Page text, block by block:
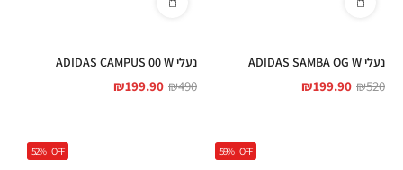
נעלי ADIDAS SAMBA OG W
₪520
₪199.90
נעלי ADIDAS CAMPUS 00 W
₪490
₪199.90
59% OFF
52% OFF